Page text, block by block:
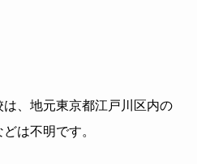
、地元東京都江戸川区内の
は不明です。